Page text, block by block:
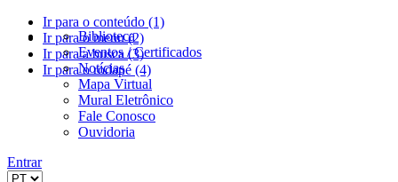
Ir para o conteúdo (1)
Ir para o menu (2)
Ir para a busca (3)
Ir para o rodapé (4)
Biblioteca
Eventos / Certificados
Notícias
Mapa Virtual
Mural Eletrônico
Fale Conosco
Ouvidoria
Entrar